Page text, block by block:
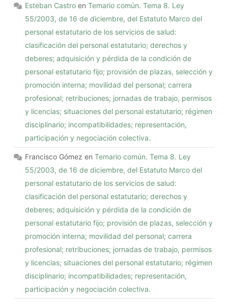
Esteban Castro enTemario común. Tema 8. Ley
55/2003, de 16 de diciembre, del Estatuto Marco del
personal estatutario de los servicios de salud:
clasificación del personal estatutario; derechos y
deberes; adquisición y pérdida de la condición de
personal estatutario fijo; provisión de plazas, selección y
promoción interna; movilidad del personal; carrera
profesional; retribuciones; jornadas de trabajo, permisos
y licencias; situaciones del personal estatutario; régimen
disciplinario; incompatibilidades; representación,
participación y negociación colectiva.
Francisco Gómez enTemario común. Tema 8. Ley
55/2003, de 16 de diciembre, del Estatuto Marco del
personal estatutario de los servicios de salud:
clasificación del personal estatutario; derechos y
deberes; adquisición y pérdida de la condición de
personal estatutario fijo; provisión de plazas, selección y
promoción interna; movilidad del personal; carrera
profesional; retribuciones; jornadas de trabajo, permisos
y licencias; situaciones del personal estatutario; régimen
disciplinario; incompatibilidades; representación,
participación y negociación colectiva.